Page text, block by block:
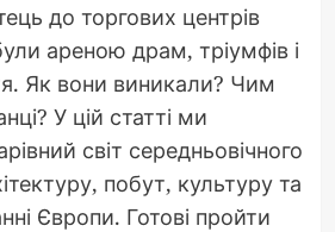
до торгових центрів
ареною драм, тріумфів і
Як вони виникали? Чим
У цій статті ми
світ середньовічного
побут, культуру та
Європи. Готові пройти